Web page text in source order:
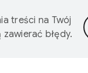
treści na Twój
błędy.